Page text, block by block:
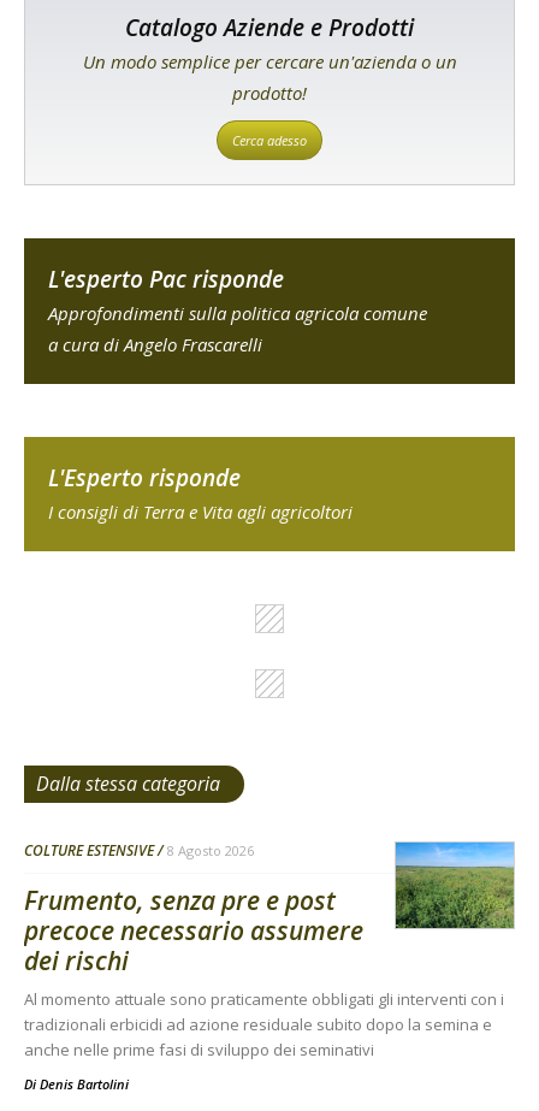
Catalogo Aziende e Prodotti
Un modo semplice per cercare un'azienda o un
prodotto!
Cerca adesso
L'esperto Pac risponde
Approfondimenti sulla politica agricola comune
a cura di Angelo Frascarelli
L'Esperto risponde
I consigli di Terra e Vita agli agricoltori
Dalla stessa categoria
COLTURE ESTENSIVE 8 Agosto 2026
Frumento, senza pre e post
precoce necessario assumere
dei rischi
Al momento attuale sono praticamente obbligati gli interventi con i
tradizionali erbicidi ad azione residuale subito dopo la semina e
anche nelle prime fasi di sviluppo dei seminativi
Di Denis Bartolini